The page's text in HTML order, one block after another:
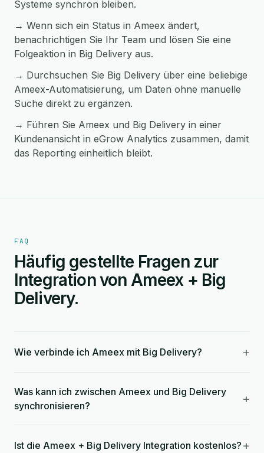
Systeme synchron bleiben.
→ Wenn sich ein Status in Ameex ändert,
benachrichtigen Sie Ihr Team und lösen Sie eine
Folgeaktion in Big Delivery aus.
→ Durchsuchen Sie Big Delivery über eine beliebige
Ameex-Automatisierung, um Daten ohne manuelle
Suche direkt zu ergänzen.
→ Führen Sie Ameex und Big Delivery in einer
Kundenansicht in eGrow Analytics zusammen, damit
das Reporting einheitlich bleibt.
FAQ
Häufig gestellte Fragen zur
Integration von Ameex + Big
Delivery.
Wie verbinde ich Ameex mit Big Delivery? +
Was kann ich zwischen Ameex und Big Delivery
synchronisieren?
+
Ist die Ameex + Big Delivery Integration kostenlos? +